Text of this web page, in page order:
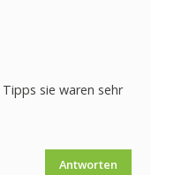
sie waren sehr
Antworten